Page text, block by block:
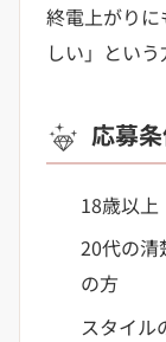
終電上がり
しい」という
応募
18歳以上
20代の清
の方
スタイル